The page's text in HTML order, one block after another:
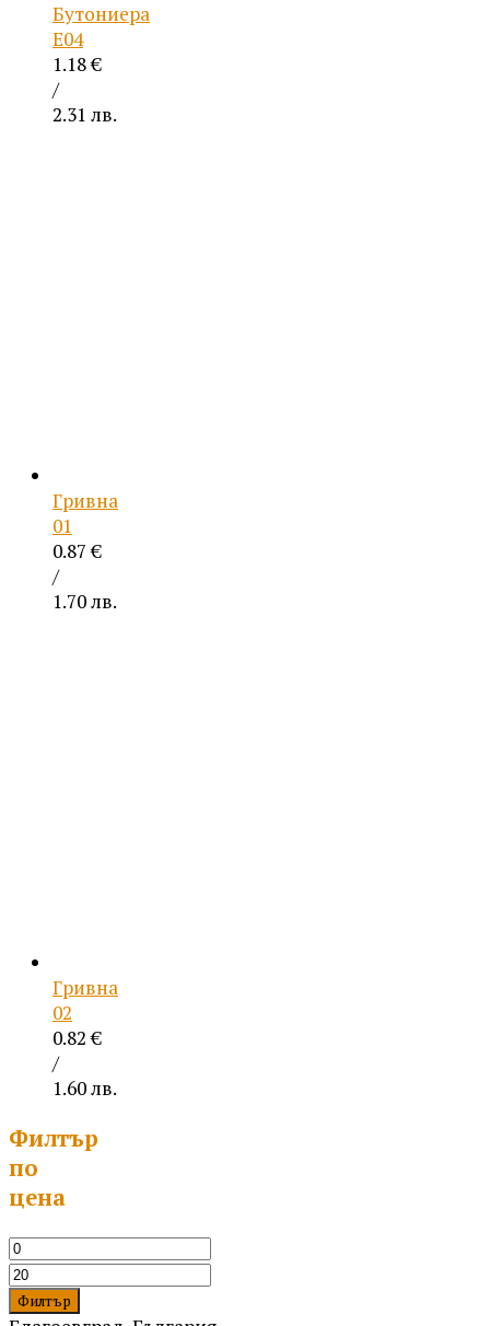
Бутониера
Е04
1.18€
/
2.31 лв.
Гривна
01
0.87€
/
1.70 лв.
Гривна
02
0.82€
/
1.60 лв.
Филтър
по
цена
Минимална
цена
Максимална
цена
Филтър